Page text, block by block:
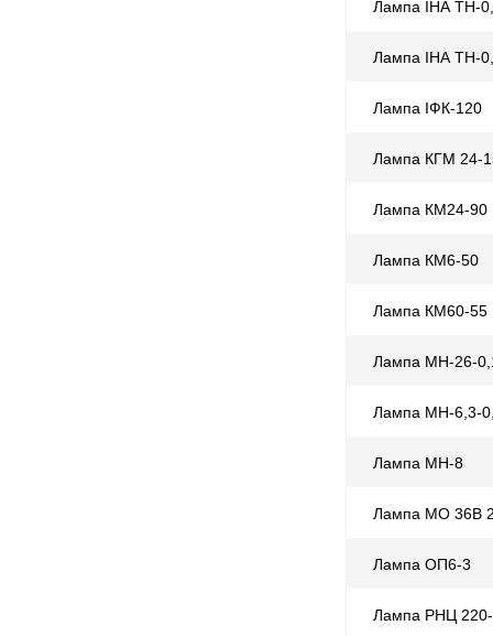
Лампа ІНА ТН-
Лампа ІНА ТН-
Лампа ІФК-120
Лампа КГМ 24-
Лампа КМ24-90
Лампа КМ6-50
Лампа КМ60-55
Лампа МН-26-
Лампа МН-6,3-
Лампа МН-8
Лампа МО 36В
Лампа ОП6-3
Лампа РНЦ